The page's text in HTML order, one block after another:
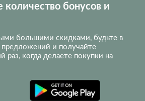
количество бонусов и
большими скидками, будьте в
предложений и получайте
раз, когда делаете покупки на